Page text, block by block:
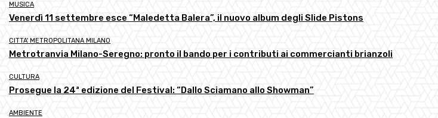
MUSICA
Venerdì 11 settembre esce “Maledetta Balera”, il nuovo album degli Slide Pistons
CITTA' METROPOLITANA MILANO
Metrotranvia Milano-Seregno: pronto il bando per i contributi ai commercianti brianzoli
CULTURA
Prosegue la 24ª edizione del Festival: “Dallo Sciamano allo Showman”
AMBIENTE